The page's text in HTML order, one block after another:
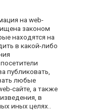
на web-
законом
находятся на
в какой-либо
публиковать,
любые
сайте, а также
в
иных целях..